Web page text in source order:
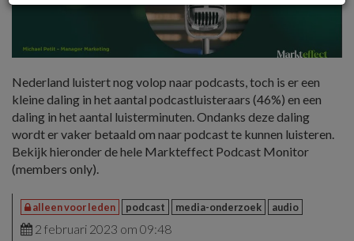
Nederland luistert nog volop naar podcasts, toch is er een
kleine daling in het aantal podcastluisteraars (46%) en een
daling in het aantal luisterminuten. Ondanks deze daling
wordt er vaker betaald om naar podcast te kunnen luisteren.
Bekijk hieronder de hele Markteffect Podcast Monitor
(members only).
alleen voor leden podcast media-onderzoek audio
2 februari 2023 om 09:48